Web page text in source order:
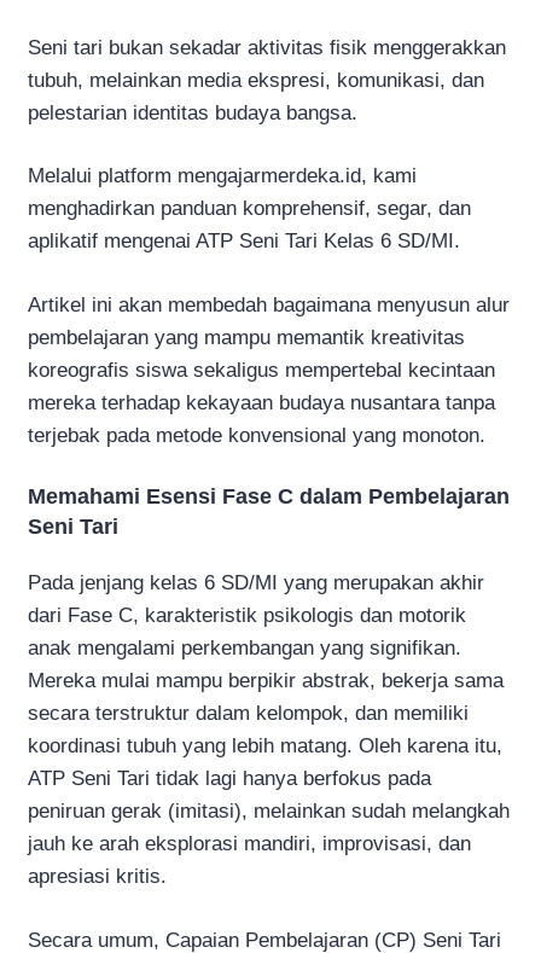
Seni tari bukan sekadar aktivitas fisik menggerakkan
tubuh, melainkan media ekspresi, komunikasi, dan
pelestarian identitas budaya bangsa.
Melalui platform mengajarmerdeka.id, kami
menghadirkan panduan komprehensif, segar, dan
aplikatif mengenai ATP Seni Tari Kelas 6 SD/MI.
Artikel ini akan membedah bagaimana menyusun alur
pembelajaran yang mampu memantik kreativitas
koreografis siswa sekaligus mempertebal kecintaan
mereka terhadap kekayaan budaya nusantara tanpa
terjebak pada metode konvensional yang monoton.
Memahami Esensi Fase C dalam Pembelajaran
Seni Tari
Pada jenjang kelas 6 SD/MI yang merupakan akhir
dari Fase C, karakteristik psikologis dan motorik
anak mengalami perkembangan yang signifikan.
Mereka mulai mampu berpikir abstrak, bekerja sama
secara terstruktur dalam kelompok, dan memiliki
koordinasi tubuh yang lebih matang. Oleh karena itu,
ATP Seni Tari tidak lagi hanya berfokus pada
peniruan gerak (imitasi), melainkan sudah melangkah
jauh ke arah eksplorasi mandiri, improvisasi, dan
apresiasi kritis.
Secara umum, Capaian Pembelajaran (CP) Seni Tari